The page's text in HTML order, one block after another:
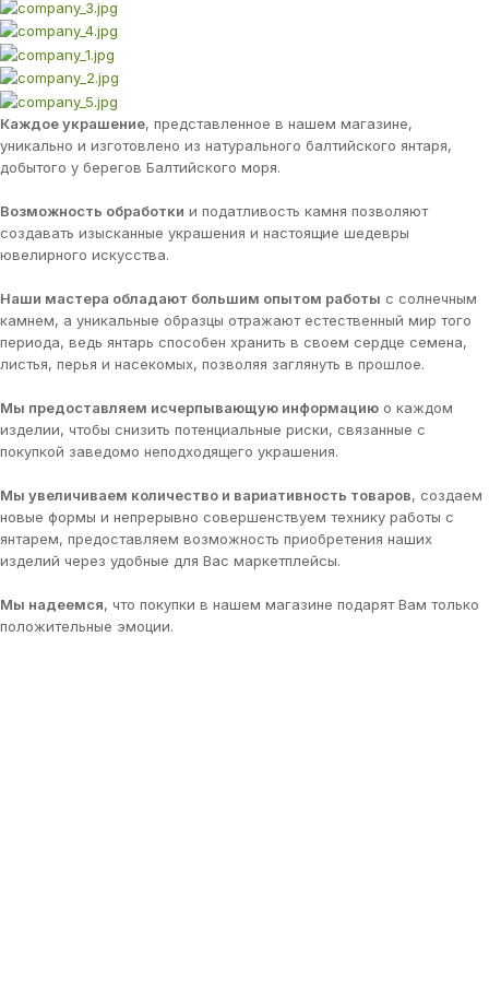
Каждое украшение, представленное в нашем магазине,
уникально и изготовлено из натурального балтийского янтаря,
добытого у берегов Балтийского моря.
Возможность обработки и податливость камня позволяют
создавать изысканные украшения и настоящие шедевры
ювелирного искусства.
Наши мастера обладают большим опытом работы с солнечным
камнем, а уникальные образцы отражают естественный мир того
периода, ведь янтарь способен хранить в своем сердце семена,
листья, перья и насекомых, позволяя заглянуть в прошлое.
Мы предоставляем исчерпывающую информацию о каждом
изделии, чтобы снизить потенциальные риски, связанные с
покупкой заведомо неподходящего украшения.
Мы увеличиваем количество и вариативность товаров, создаем
новые формы и непрерывно совершенствуем технику работы с
янтарем, предоставляем возможность приобретения наших
изделий через удобные для Вас маркетплейсы.
Мы надеемся, что покупки в нашем магазине подарят Вам только
положительные эмоции.